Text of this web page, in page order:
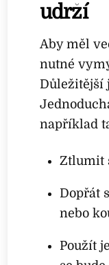
udrží
Aby měl
nutné
Důležitější
například
Ztlumit
Dopřát
nebo
Použít